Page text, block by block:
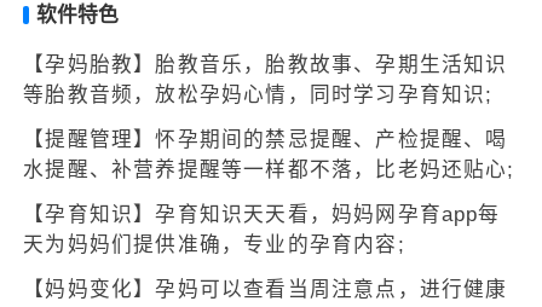
软件特色
【孕妈胎教】胎教音乐，胎教故事、孕期生活知识
等胎教音频，放松孕妈心情，同时学习孕育知识;
【提醒管理】怀孕期间的禁忌提醒、产检提醒、喝
水提醒、补营养提醒等一样都不落，比老妈还贴心;
【孕育知识】孕育知识天天看，妈妈网孕育app每
天为妈妈们提供准确，专业的孕育内容;
【妈妈变化】孕妈可以查看当周注意点，进行健康